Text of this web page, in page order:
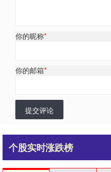
你的昵称*
你的邮箱*
提交评论
个股实时涨跌榜